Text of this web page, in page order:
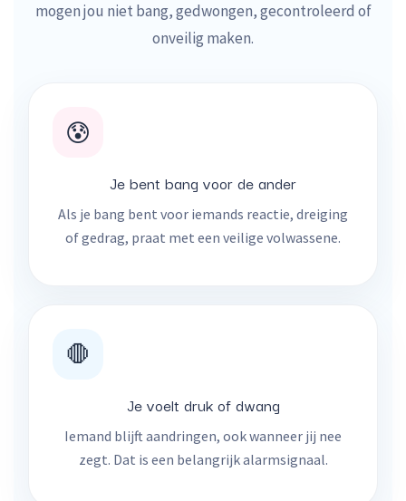
mogen jou niet bang, gedwongen, gecontroleerd of
onveilig maken.
😰
Je bent bang voor de ander
Als je bang bent voor iemands reactie, dreiging
of gedrag, praat met een veilige volwassene.
🛑
Je voelt druk of dwang
Iemand blijft aandringen, ook wanneer jij nee
zegt. Dat is een belangrijk alarmsignaal.